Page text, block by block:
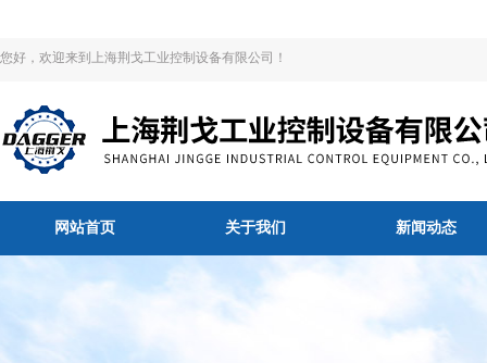
您好，欢迎来到上海荆戈工业控制设备有限公司！
网站首页 关于我们 新闻动态